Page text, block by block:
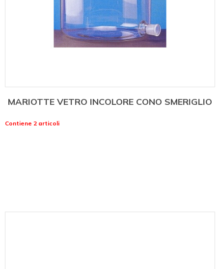
MARIOTTE VETRO INCOLORE CONO SMERIGLIO
Contiene 2 articoli